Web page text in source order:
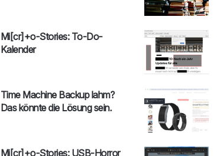
Mi[cr]+o-Stories: To-Do-
Kalender
Time Machine Backup lahm?
Das könnte die Lösung sein.
Mi[cr]+o-Stories: USB-Horror